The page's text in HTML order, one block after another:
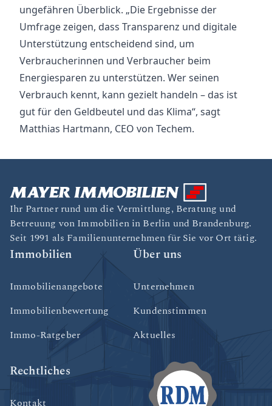
ungefähren Überblick. „Die Ergebnisse der
Umfrage zeigen, dass Transparenz und digitale
Unterstützung entscheidend sind, um
Verbraucherinnen und Verbraucher beim
Energiesparen zu unterstützen. Wer seinen
Verbrauch kennt, kann gezielt handeln – das ist
gut für den Geldbeutel und das Klima“, sagt
Matthias Hartmann, CEO von Techem.
Ihr Partner rund um die Vermittlung, Beratung und
Betreuung von Immobilien in Berlin und Brandenburg.
Seit 1991 als Familienunternehmen für Sie vor Ort tätig.
Immobilien
Immobilienangebote
Immobilienbewertung
Immo-Ratgeber
Über uns
Unternehmen
Kundenstimmen
Aktuelles
Rechtliches
Kontakt